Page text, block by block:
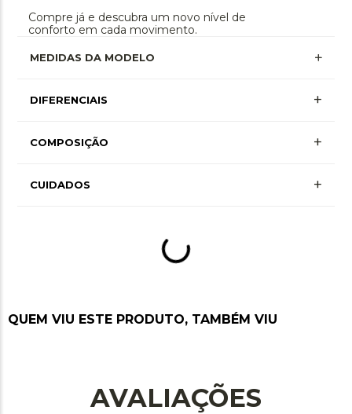
Compre já e descubra um novo nível de
conforto em cada movimento.
MEDIDAS DA MODELO
DIFERENCIAIS +
+ Mais Informações
+ Mais Informações
COMPOSIÇÃO +
Poliamida 94% • Elastano 4% • Polipropileno
CUIDADOS +
tambor, secagem em varal por gotejamento à
sombra, não passar ou utilizar vaporização,
QUEM VIU ESTE PRODUTO, TAMBÉM VIU
AVALIAÇÕES